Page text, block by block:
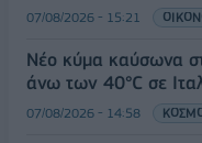
07/08/2026 - 15:21
Νέο κύμα καύσωνα
άνω των 40°C σε
07/08/2026 - 14:58